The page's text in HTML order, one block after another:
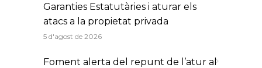
Garanties Estatutàries i aturar els
atacs a la propietat privada
5 d'agost de 2026
Foment alerta del repunt de l’atur al